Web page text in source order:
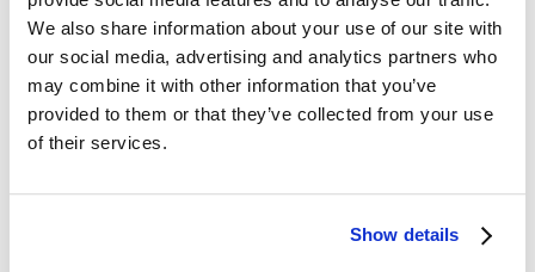
We also share information about your use of our site with
our social media, advertising and analytics partners who
may combine it with other information that you’ve
provided to them or that they’ve collected from your use
of their services.
Show details
na innowacjach, tym bardziej złożone są ich
marki i tym niższa innowacyjność.
Skuteczne zarządzanie niepewnością
w marketingu wymaga elastycznego podejścia,
w którym kierownictwo może przyjąć strategię
Analiza danych, szczególnie bayesowska, może
pomóc w podejmowaniu lepszych decyzji,